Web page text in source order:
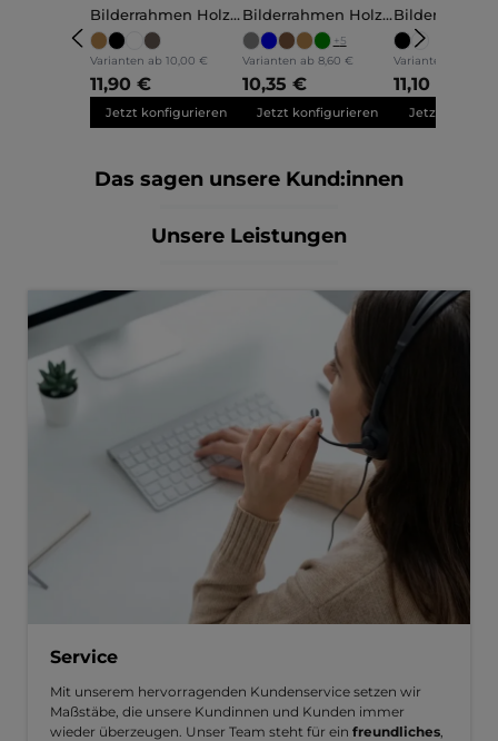
Bilderrahmen Holz
Elva
Varianten ab 10,00 €
11,90 €
Jetzt konfigurieren
Bilderrahmen Holz
Nele
+5
Varianten ab 8,60 €
10,35 €
Jetzt konfigurieren
Mara
Varianten ab
11,10 €
Jetzt
Das sagen unsere Kund:innen
Unsere Leistungen
Service
Mit unserem hervorragenden Kundenservice setzen wir
Maßstäbe, die unsere Kundinnen und Kunden immer
wieder überzeugen. Unser Team steht für ein freundliches